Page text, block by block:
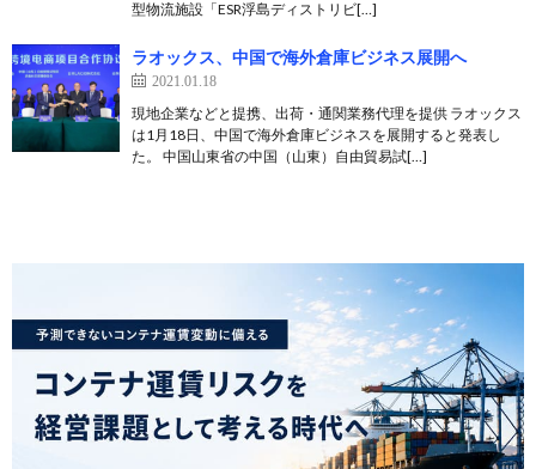
型物流施設「ESR浮島ディストリビ[…]
ラオックス、中国で海外倉庫ビジネス展開へ
2021.01.18
現地企業などと提携、出荷・通関業務代理を提供 ラオックス
は1月18日、中国で海外倉庫ビジネスを展開すると発表し
た。 中国山東省の中国（山東）自由貿易試[…]